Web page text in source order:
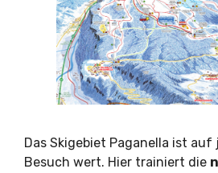
Das Skigebiet Paganella ist auf
Besuch wert. Hier trainiert die